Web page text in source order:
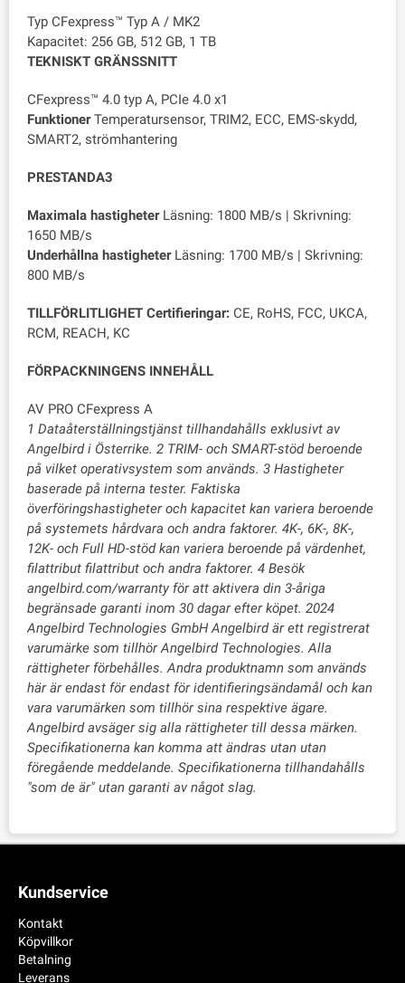
Typ CFexpress™ Typ A / MK2
Kapacitet: 256 GB, 512 GB, 1 TB
TEKNISKT GRÄNSSNITT
CFexpress™ 4.0 typ A, PCIe 4.0 x1
FunktionerTemperatursensor, TRIM2, ECC, EMS-skydd,
SMART2, strömhantering
PRESTANDA3
Maximala hastigheterLäsning: 1800 MB/s | Skrivning:
1650 MB/s
Underhållna hastigheterLäsning: 1700 MB/s | Skrivning:
800 MB/s
TILLFÖRLITLIGHET Certifieringar: CE, RoHS, FCC, UKCA,
RCM, REACH, KC
FÖRPACKNINGENS INNEHÅLL
AV PRO CFexpress A
1 Dataåterställningstjänst tillhandahålls exklusivt av
Angelbird i Österrike. 2 TRIM- och SMART-stöd beroende
på vilket operativsystem som används. 3 Hastigheter
baserade på interna tester. Faktiska
överföringshastigheter och kapacitet kan variera beroende
på systemets hårdvara och andra faktorer. 4K-, 6K-, 8K-,
12K- och Full HD-stöd kan variera beroende på värdenhet,
filattribut filattribut och andra faktorer. 4 Besök
angelbird.com/warranty för att aktivera din 3-åriga
begränsade garanti inom 30 dagar efter köpet. 2024
Angelbird Technologies GmbH Angelbird är ett registrerat
varumärke som tillhör Angelbird Technologies. Alla
rättigheter förbehålles. Andra produktnamn som används
här är endast för endast för identifieringsändamål och kan
vara varumärken som tillhör sina respektive ägare.
Angelbird avsäger sig alla rättigheter till dessa märken.
Specifikationerna kan komma att ändras utan utan
föregående meddelande. Specifikationerna tillhandahålls
"som de är" utan garanti av något slag.
Kundservice
Kontakt
Köpvillkor
Betalning
Leverans